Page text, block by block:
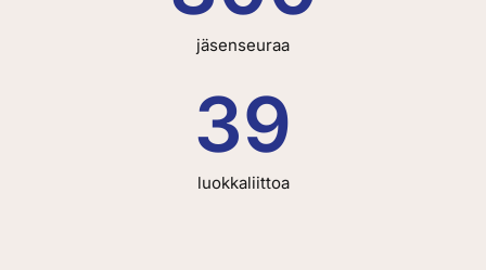
jäsenseuraa
luokkaliittoa
39